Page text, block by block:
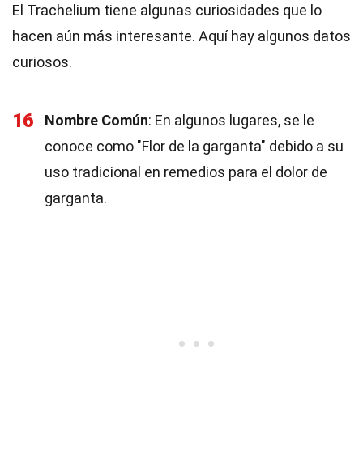
El Trachelium tiene algunas curiosidades que lo
hacen aún más interesante. Aquí hay algunos datos
curiosos.
16 Nombre Común: En algunos lugares, se le
conoce como "Flor de la garganta" debido a su
uso tradicional en remedios para el dolor de
garganta.